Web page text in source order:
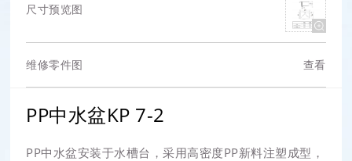
尺寸预览图
维修零件图 查看
PP中水盆KP 7-2
PP中水盆安装于水槽台，采用高密度PP新料注塑成型，